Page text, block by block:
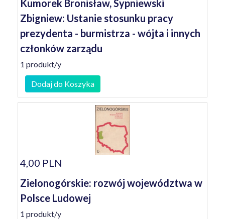
Kumorek Bronisław, Sypniewski
Zbigniew: Ustanie stosunku pracy
prezydenta - burmistrza - wójta i innych
członków zarządu
1 produkt/y
Dodaj do Koszyka
4,00 PLN
Zielonogórskie: rozwój województwa w
Polsce Ludowej
1 produkt/y